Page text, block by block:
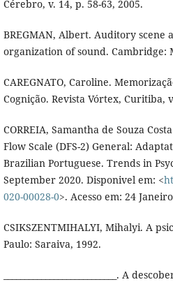
Cérebro, v. 14, p. 58-63, 2005.
BREGMAN, Albert. Auditory scene
organization of sound. Cambridge:
CAREGNATO, Caroline.
Cognição. Revista Vórtex, Curitiba,
CORREIA, Samantha de Souza
Flow Scale (DFS-2) General:
Brazilian Portuguese. Trends in
September 2020. Disponivel em: <
020-00028-0>. Acesso em: 24
CSIKSZENTMIHALYI, Mihalyi. A
Paulo: Saraiva, 1992.
___________________________. A